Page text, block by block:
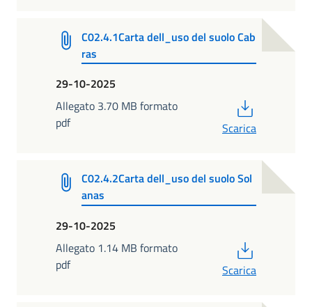
C02.4.1Carta dell_uso del suolo Cab
ras
29-10-2025
Allegato 3.70 MB formato
pdf
Scarica
C02.4.2Carta dell_uso del suolo Sol
anas
29-10-2025
Allegato 1.14 MB formato
pdf
Scarica